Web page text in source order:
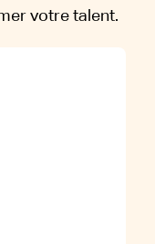
votre talent.